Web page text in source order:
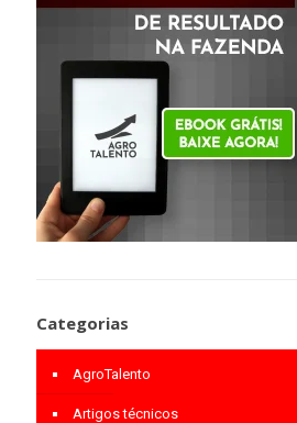
Categorias
AgroTalento
Artigos técnicos